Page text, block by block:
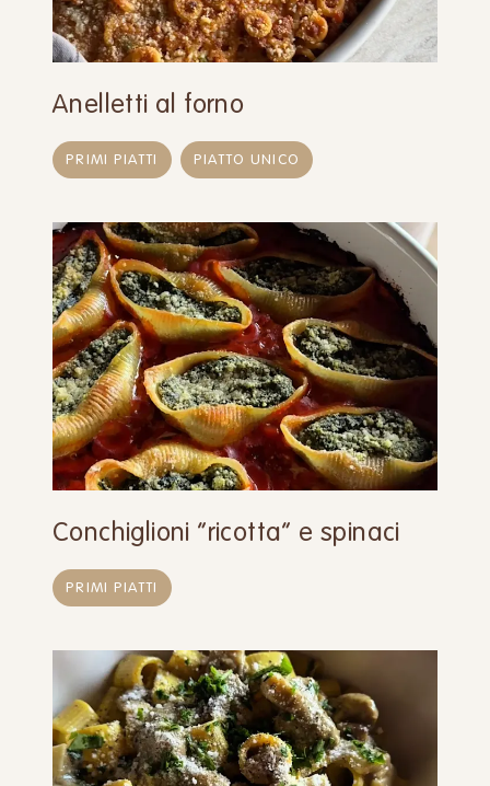
Anelletti al forno
PRIMI PIATTI PIATTO UNICO
Conchiglioni “ricotta” e spinaci
PRIMI PIATTI